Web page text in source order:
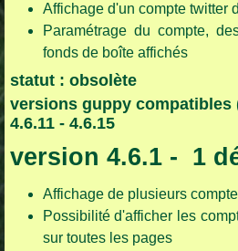
Affichage d'un compte twitter
Paramétrage du compte,
fonds de boîte affichés
statut : obsolète
versions guppy compatibles
4.6.11 - 4.6.15
version 4.6.1 - 1
Affichage de plusieurs
Possibilité d'afficher les
sur toutes les pages